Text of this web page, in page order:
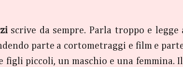
scrive da sempre. Parla troppo e
parte a cortometraggi e film e
figli piccoli, un maschio e una